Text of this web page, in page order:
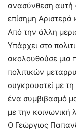
ανασύνθεση αυτή
επίσημη Αριστερά
Από την άλλη
Υπάρχει στο
ακολουθούσε μια
πολιτικών
συγκρουστεί με
ένα συμβιβασμό
με την κοινωνική
Ο Γεώργιος